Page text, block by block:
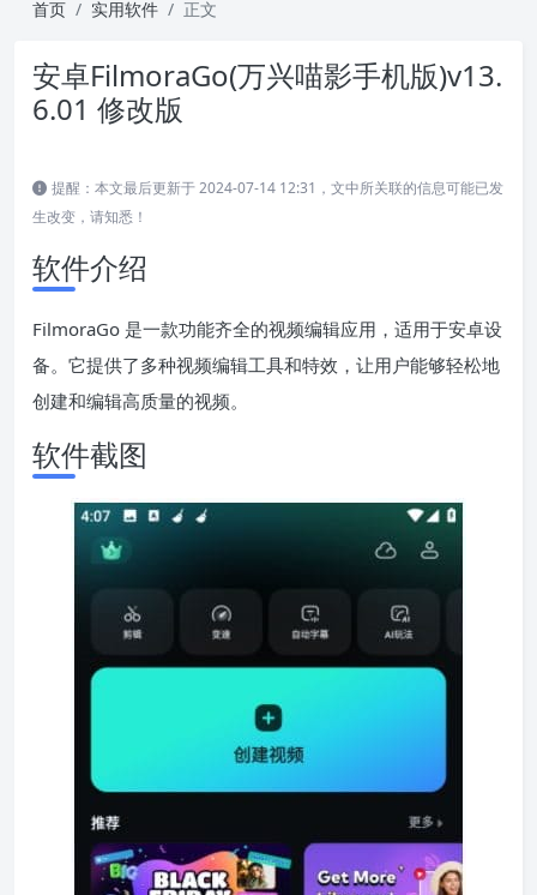
首页 实用软件 正文
安卓FilmoraGo(万兴喵影手机版)v13.
6.01 修改版
提醒：本文最后更新于 2024-07-14 12:31，文中所关联的信息可能已发
生改变，请知悉！
软件介绍
FilmoraGo 是一款功能齐全的视频编辑应用，适用于安卓设
备。它提供了多种视频编辑工具和特效，让用户能够轻松地
创建和编辑高质量的视频。
软件截图